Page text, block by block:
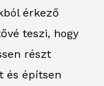
érkező
teszi, hogy
részt
és építsen